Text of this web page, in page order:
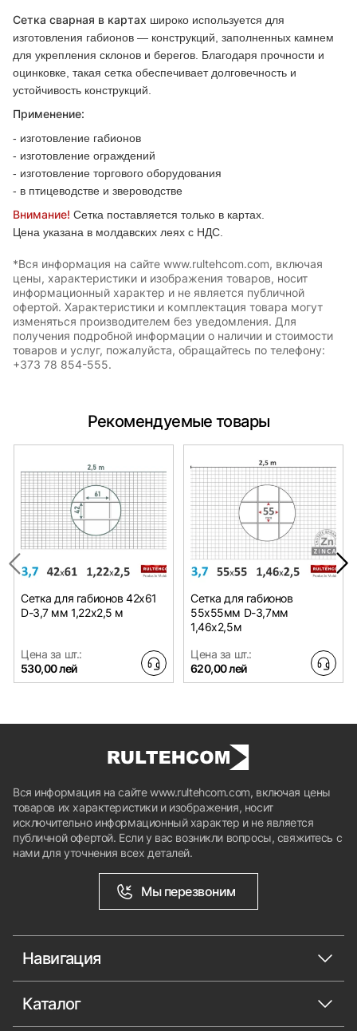
Сетка сварная в картах широко используется для
изготовления габионов — конструкций, заполненных камнем
для укрепления склонов и берегов. Благодаря прочности и
оцинковке, такая сетка обеспечивает долговечность и
устойчивость конструкций.
Применение:
- изготовление габионов
- изготовление ограждений
- изготовление торгового оборудования
- в птицеводстве и звероводстве
Внимание! Сетка поставляется только в картах.
Цена указана в молдавских леях с НДС.
*Вся информация на сайте www.rultehcom.com, включая
цены, характеристики и изображения товаров, носит
информационный характер и не является публичной
офертой. Характеристики и комплектация товара могут
изменяться производителем без уведомления. Для
получения подробной информации о наличии и стоимости
товаров и услуг, пожалуйста, обращайтесь по телефону:
+373 78 854-555.
Рекомендуемые товары
Сетка для габионов 42х61
D-3,7 мм 1,22х2,5 м
Цена за шт.:
530,00 лей
Сетка для габионов
55х55мм D-3,7мм
1,46х2,5м
Цена за шт.:
620,00 лей
Вся информация на сайте www.rultehcom.com, включая цены
товаров их характеристики и изображения, носит
исключительно информационный характер и не является
публичной офертой. Если у вас возникли вопросы, свяжитесь с
нами для уточнения всех деталей.
Мы перезвоним
Навигация
Каталог